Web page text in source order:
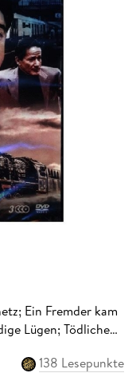
Ein Fremder kam
Lügen; Tödliche
138 Lesepunkte